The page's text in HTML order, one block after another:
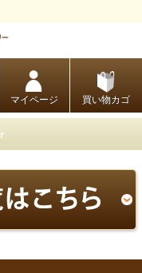
マイページ 買い物カゴ